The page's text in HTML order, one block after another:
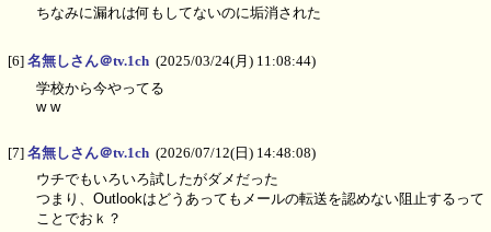
ちなみに漏れは何もしてないのに垢消された
[6] 名無しさん＠tv.1ch (2025/03/24(月) 11:08:44)
学校から今やってる
w w
[7] 名無しさん＠tv.1ch (2026/07/12(日) 14:48:08)
ウチでもいろいろ試したがダメだった
つまり、Outlookはどうあってもメールの転送を認めない阻止するって
ことでおｋ？